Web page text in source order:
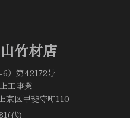
竹材店
）第42172号
工事業
京区甲斐守町110
代)